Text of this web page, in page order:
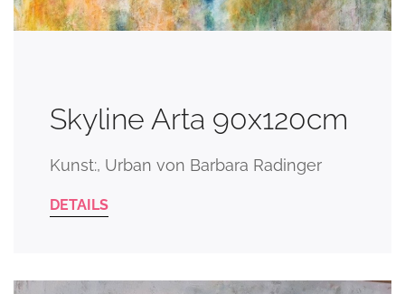
Skyline Arta 90x120cm
Kunst:, Urban von Barbara Radinger
DETAILS